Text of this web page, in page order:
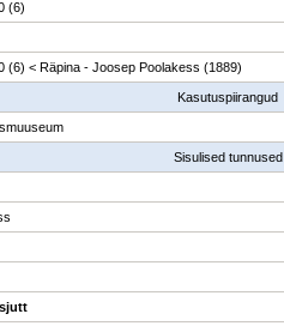
(6)
(6) < Räpina - Joosep Poolakess (1889)
Kasutuspiirangud
Sisulised tunnused